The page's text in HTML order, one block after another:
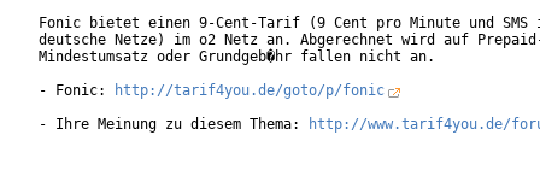
Fonic bietet einen 9-Cent-Tarif (9 Cent pro Minute und
deutsche Netze) im o2 Netz an. Abgerechnet wird auf
Mindestumsatz oder Grundgeb�hr fallen nicht an.
- Fonic:
http://tarif4you.de/goto/p/fonic
- Ihre Meinung zu diesem Thema:
http://www.tarif4you.de/